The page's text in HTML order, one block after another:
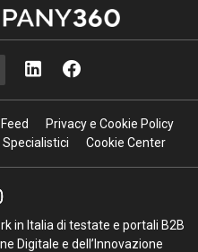
Privacy e Cookie Policy
Cookie Center
in Italia di testate e portali B2B
Digitale e dell’Innovazione